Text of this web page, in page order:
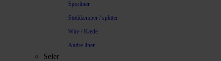
Sporliner
Støddæmper / splitter
Wire / Kæde
Andre liner
Seler